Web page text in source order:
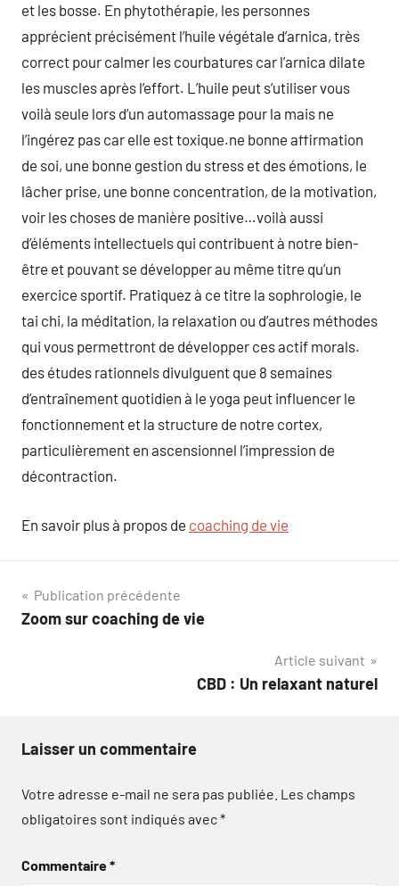
et les bosse. En phytothérapie, les personnes
apprécient précisément l’huile végétale d’arnica, très
correct pour calmer les courbatures car l’arnica dilate
les muscles après l’effort. L’huile peut s’utiliser vous
voilà seule lors d’un automassage pour la mais ne
l’ingérez pas car elle est toxique.ne bonne affirmation
de soi, une bonne gestion du stress et des émotions, le
lâcher prise, une bonne concentration, de la motivation,
voir les choses de manière positive…voilà aussi
d’éléments intellectuels qui contribuent à notre bien-
être et pouvant se développer au même titre qu’un
exercice sportif. Pratiquez à ce titre la sophrologie, le
tai chi, la méditation, la relaxation ou d’autres méthodes
qui vous permettront de développer ces actif morals.
des études rationnels divulguent que 8 semaines
d’entraînement quotidien à le yoga peut influencer le
fonctionnement et la structure de notre cortex,
particulièrement en ascensionnel l’impression de
décontraction.
En savoir plus à propos de coaching de vie
Navigation
de
Publication précédente
Zoom sur coaching de vie
Article suivant
CBD : Un relaxant naturel
Laisser un commentaire
Votre adresse e-mail ne sera pas publiée. Les champs
obligatoires sont indiqués avec*
Commentaire*